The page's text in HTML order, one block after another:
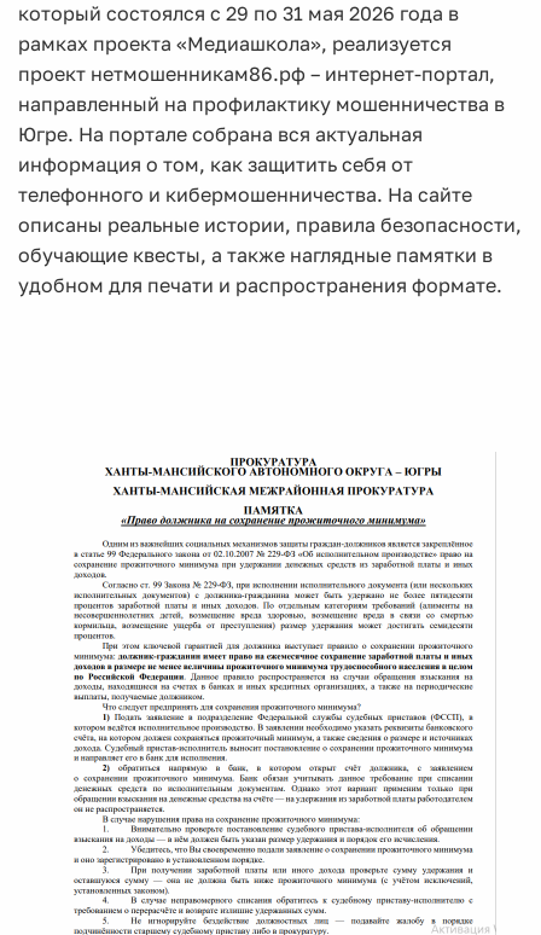
который состоялся с 29 по 31 мая 2026 года в
рамках проекта «Медиашкола», реализуется
проект нетмошенникам86.рф – интернет-портал,
направленный на профилактику мошенничества в
Югре. На портале собрана вся актуальная
информация о том, как защитить себя от
телефонного и кибермошенничества. На сайте
описаны реальные истории, правила безопасности,
обучающие квесты, а также наглядные памятки в
удобном для печати и распространения формате.